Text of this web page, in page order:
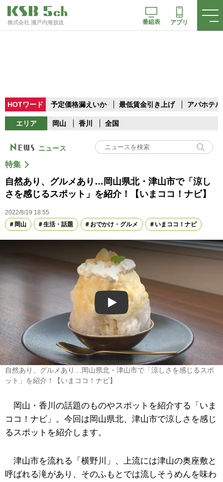
株式会社 瀬戸内海放送 番組表 アプリ
HOTワード 予定価格漏えいか 最低賃金引き上げ アパホテル
エリア 岡山 香川 全国
ニュース
特集
自然あり、グルメあり…岡山県北・津山市で「涼し
さを感じるスポット」を紹介！【いまココ！ナビ】
2022/8/19 18:55
岡山
生活・話題 おでかけ・グルメ いまココ！ナビ
Play
自然あり、グルメあり…岡山県北・津山市で「涼しさを感じるスポ
ット」を紹介！【いまココ！ナビ】
岡山・香川の話題のものやスポットを紹介する「いま
ココ！ナビ」。今回は岡山県北、津山市で涼しさを感じ
るスポットを紹介します。
津山市を流れる「横野川」、上流には津山の奥座敷と
呼ばれる滝があり、そのふもとでは流しそうめんを味わ